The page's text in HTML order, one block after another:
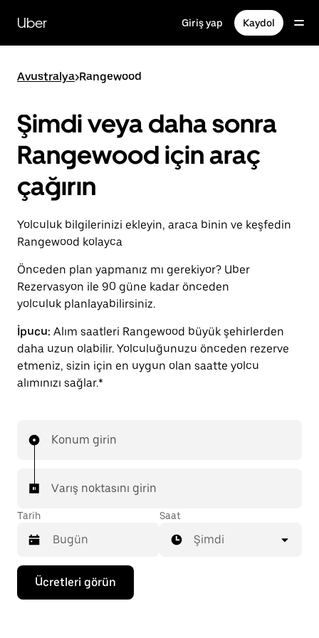
içeriğe
gidinUber Giriş yap Kaydol
Avustralya>Rangewood
Şimdi veya daha sonra
Rangewood için araç
çağırın
Yolculuk bilgilerinizi ekleyin, araca binin ve keşfedin
Rangewood kolayca
Önceden plan yapmanız mı gerekiyor? Uber
Rezervasyon ile 90 güne kadar önceden
yolculuk planlayabilirsiniz.
İpucu: Alım saatleri Rangewood büyük şehirlerden
daha uzun olabilir. Yolculuğunuzu önceden rezerve
etmeniz, sizin için en uygun olan saatte yolcu
alımınızı sağlar.*
Konum girin
Varış noktasını girin
Tarih
Takvimle
etkileşime
geçmek
Saat
Şimdi
Ücretleri görün